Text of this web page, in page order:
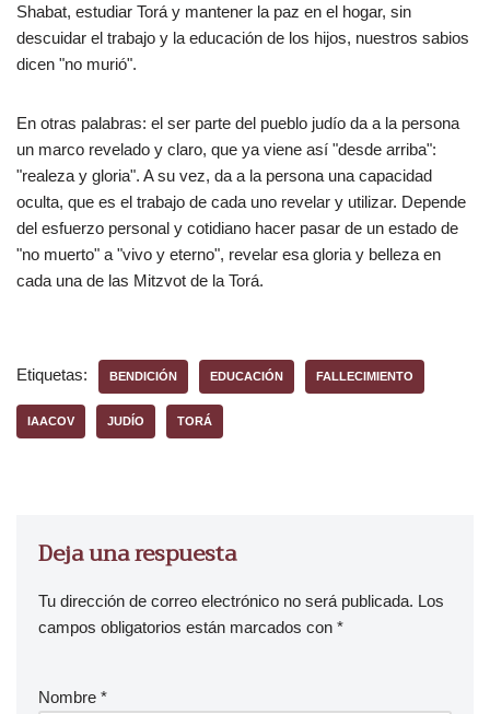
Shabat, estudiar Torá y mantener la paz en el hogar, sin
descuidar el trabajo y la educación de los hijos, nuestros sabios
dicen "no murió".
En otras palabras: el ser parte del pueblo judío da a la persona
un marco revelado y claro, que ya viene así "desde arriba":
"realeza y gloria". A su vez, da a la persona una capacidad
oculta, que es el trabajo de cada uno revelar y utilizar. Depende
del esfuerzo personal y cotidiano hacer pasar de un estado de
"no muerto" a "vivo y eterno", revelar esa gloria y belleza en
cada una de las Mitzvot de la Torá.
Etiquetas: BENDICIÓN EDUCACIÓN FALLECIMIENTO
IAACOV JUDÍO TORÁ
Deja una respuesta
Tu dirección de correo electrónico no será publicada. Los
campos obligatorios están marcados con *
Nombre *